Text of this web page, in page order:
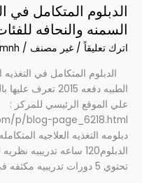
الدبلوم المتكامل في
السمنه والنحافه للفئات
اترك تعليقاً / غير مصنف /
الدبلوم المتكامل في التغذيه
الطبيه دفعه
علي الموقع الرئيسي للمركز :
p/blog-page_6218.html
دبلومه التغذيه العلاجيه
تحتوي 5 دورات تدريبيه مكثفه في كافه […]